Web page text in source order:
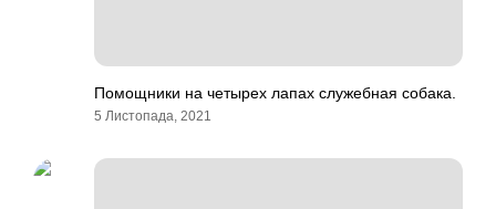
Помощники на четырех лапах служебная собака.
5 Листопада, 2021